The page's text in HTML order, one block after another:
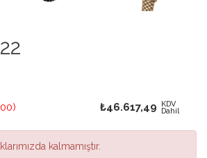
₺46.617,49 KDV
Dahil
kalmamıştır.